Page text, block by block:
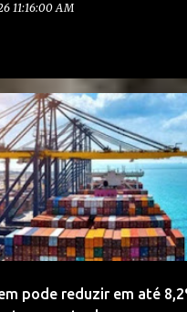
11:16:00 AM
pode reduzir em até